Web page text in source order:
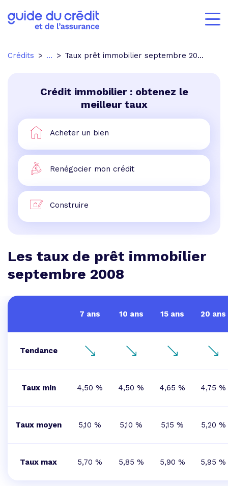
Crédits ... Taux prêt immobilier septembre 2008
Crédit immobilier : obtenez le
meilleur taux
Acheter un bien
Renégocier mon crédit
Construire
Les taux de prêt immobilier
septembre 2008
7 ans 10 ans 15 ans 20 ans
Tendance
Taux min 4,50 % 4,50 % 4,65 % 4,75 %
Taux moyen 5,10 % 5,10 % 5,15 % 5,20 %
Taux max 5,70 % 5,85 % 5,90 % 5,95 %